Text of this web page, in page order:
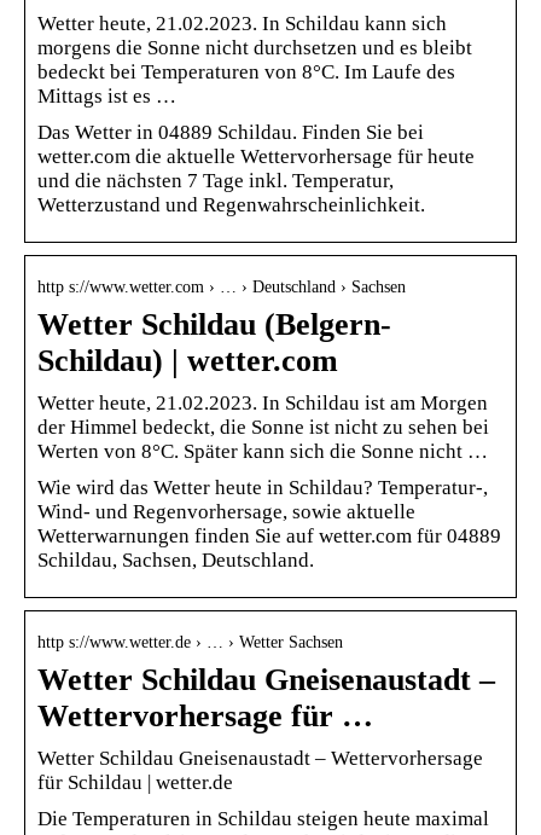
Wetter heute, 21.02.2023. In Schildau kann sich
morgens die Sonne nicht durchsetzen und es bleibt
bedeckt bei Temperaturen von 8°C. Im Laufe des
Mittags ist es …
Das Wetter in 04889 Schildau. Finden Sie bei
wetter.com die aktuelle Wettervorhersage für heute
und die nächsten 7 Tage inkl. Temperatur,
Wetterzustand und Regenwahrscheinlichkeit.
http s://www.wetter.com › … › Deutschland › Sachsen
Wetter Schildau (Belgern-
Schildau) | wetter.com
Wetter heute, 21.02.2023. In Schildau ist am Morgen
der Himmel bedeckt, die Sonne ist nicht zu sehen bei
Werten von 8°C. Später kann sich die Sonne nicht …
Wie wird das Wetter heute in Schildau? Temperatur-,
Wind- und Regenvorhersage, sowie aktuelle
Wetterwarnungen finden Sie auf wetter.com für 04889
Schildau, Sachsen, Deutschland.
http s://www.wetter.de › … › Wetter Sachsen
Wetter Schildau Gneisenaustadt –
Wettervorhersage für …
Wetter Schildau Gneisenaustadt – Wettervorhersage
für Schildau | wetter.de
Die Temperaturen in Schildau steigen heute maximal